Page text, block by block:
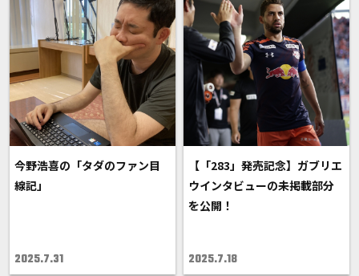
今野浩喜の「タダのファン目
線記」
2025.7.31
【「283」発売記念】ガブリエ
ウインタビューの未掲載部分
を公開！
2025.7.18